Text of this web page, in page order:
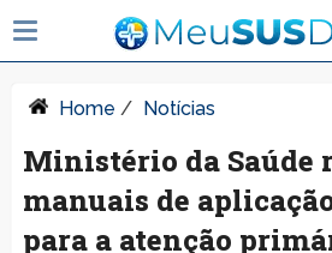
Home / Notícias
Ministério da Saúde
manuais de
para a atenção